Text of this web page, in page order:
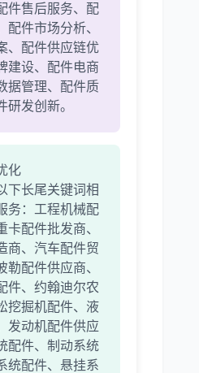
件售后服务、配
配件市场分析、
、配件供应链优
建设、配件电商
据管理、配件质
研发创新。
化
下长尾关键词相
务：工程机械配
卡配件批发商、
商、汽车配件贸
勒配件供应商、
件、约翰迪尔农
挖掘机配件、液
发动机配件供应
配件、制动系统
统配件、悬挂系